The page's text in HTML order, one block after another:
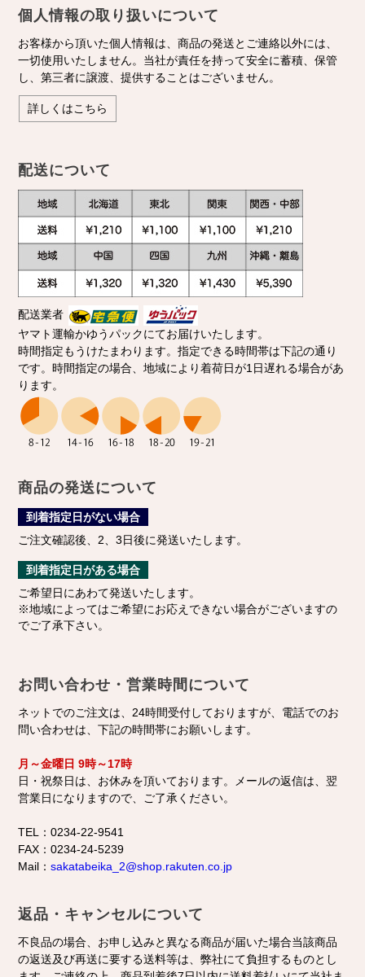
個人情報の取り扱いについて
お客様から頂いた個人情報は、商品の発送とご連絡以外には、
一切使用いたしません。当社が責任を持って安全に蓄積、保管
し、第三者に譲渡、提供することはございません。
詳しくはこちら
配送について
配送業者
ヤマト運輸かゆうパックにてお届けいたします。
時間指定もうけたまわります。指定できる時間帯は下記の通り
です。時間指定の場合、地域により着荷日が1日遅れる場合があ
ります。
商品の発送について
到着指定日がない場合
ご注文確認後、2、3日後に発送いたします。
到着指定日がある場合
ご希望日にあわて発送いたします。
※地域によってはご希望にお応えできない場合がございますの
でご了承下さい。
お問い合わせ・営業時間について
ネットでのご注文は、24時間受付しておりますが、電話でのお
問い合わせは、下記の時間帯にお願いします。
月～金曜日 9時～17時
日・祝祭日は、お休みを頂いております。メールの返信は、翌
営業日になりますので、ご了承ください。
TEL：0234-22-9541
FAX：0234-24-5239
Mail：sakatabeika_2@shop.rakuten.co.jp
返品・キャンセルについて
不良品の場合、お申し込みと異なる商品が届いた場合当該商品
の返送及び再送に要する送料等は、弊社にて負担するものとし